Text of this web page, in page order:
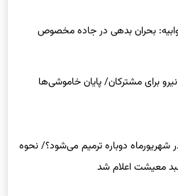
شهریورماه دوباره ترمیم می‌شود؟/ نحوه
معیشت اعلام شد